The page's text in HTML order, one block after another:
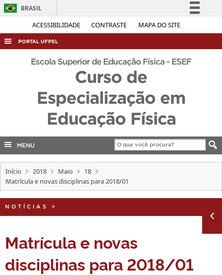
ACESSIBILIDADE CONTRASTE MAPA DO SITE
BRASIL
Simplifique!
Acesso à informação
Legislação
Canais
PORTAL UFPEL
ACESSO À INFORMAÇÃO
COBALTO
INTERNACIONAL
Escola Superior de Educação Física - ESEF
Curso de
Especialização em
Educação Física
MENU
Início 2018 Maio
18
Matrícula e novas disciplinas para 2018/01
NOTÍCIAS >
Matrícula e novas
disciplinas para 2018/01